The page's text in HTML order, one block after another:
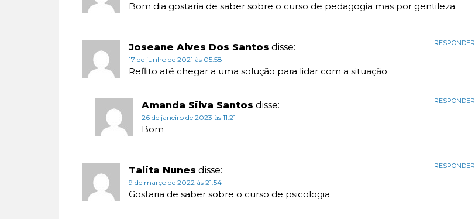
Bom dia gostaria de saber sobre o curso de pedagogia mas por gentileza
Joseane Alves Dos Santos disse:
17 de junho de 2021 às 05:58
Reflito até chegar a uma solução para lidar com a situação
RESPONDER
Amanda Silva Santos disse:
26 de janeiro de 2023 às 11:21
Bom
RESPONDER
Talita Nunes disse:
9 de março de 2022 às 21:54
Gostaria de saber sobre o curso de psicologia
RESPONDER